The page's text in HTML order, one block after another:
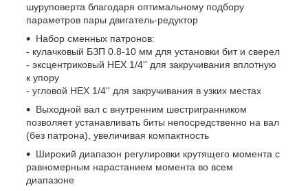
шуруповерта благодаря оптимальному подбору
параметров пары двигатель-редуктор
Набор сменных патронов:
- кулачковый БЗП 0.8-10 мм для установки бит и сверел
- эксцентриковый HEX 1/4'' для закручивания вплотную
к упору
- угловой HEX 1/4'' для закручивания в узких местаx
Выходной вал с внутренним шестригранником
позволяет устанавливать биты непосредственно на вал
(без патрона), увеличивая компактность
Широкий диапазон регулировки крутящего момента с
равномерным нарастанием момента во всем
диапазоне